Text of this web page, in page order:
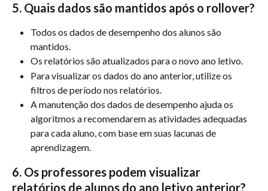
5. Quais dados são mantidos após o rollover?
Todos os dados de desempenho dos alunos são
mantidos.
Os relatórios são atualizados para o novo ano letivo.
Para visualizar os dados do ano anterior, utilize os
filtros de período nos relatórios.
A manutenção dos dados de desempenho ajuda os
algoritmos a recomendarem as atividades adequadas
para cada aluno, com base em suas lacunas de
aprendizagem.
6. Os professores podem visualizar
relatórios de alunos do ano letivo anterior?